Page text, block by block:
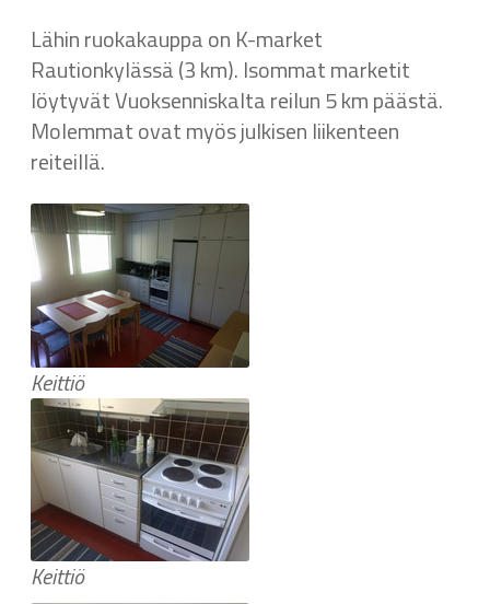
Lähin ruokakauppa on K-market
Rautionkylässä (3 km). Isommat marketit
löytyvät Vuoksenniskalta reilun 5 km päästä.
Molemmat ovat myös julkisen liikenteen
reiteillä.
Keittiö
Keittiö